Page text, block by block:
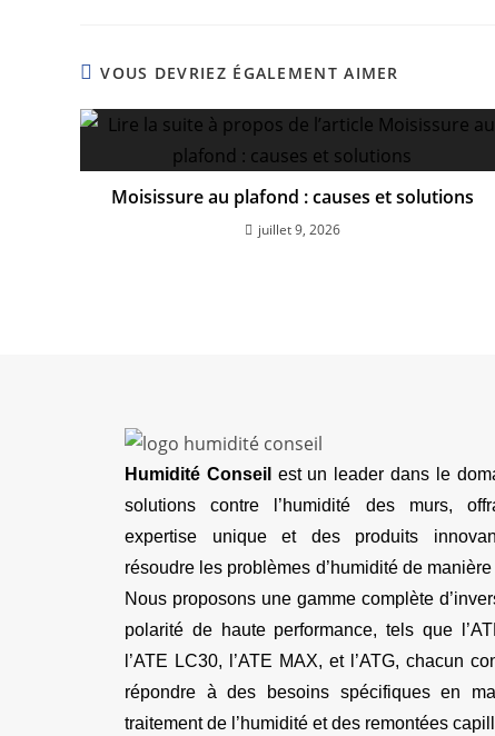
VOUS DEVRIEZ ÉGALEMENT AIMER
Moisissure au plafond : causes et solutions
juillet 9, 2026
Humidité Conseil est un leader dans le
solutions contre l’humidité des murs,
expertise unique et des produits
résoudre les problèmes d’humidité de
Nous proposons une gamme complète
polarité de haute performance, tels que
l’ATE LC30, l’ATE MAX, et l’ATG, chacun
répondre à des besoins spécifiques en
traitement de l’humidité et des remontées